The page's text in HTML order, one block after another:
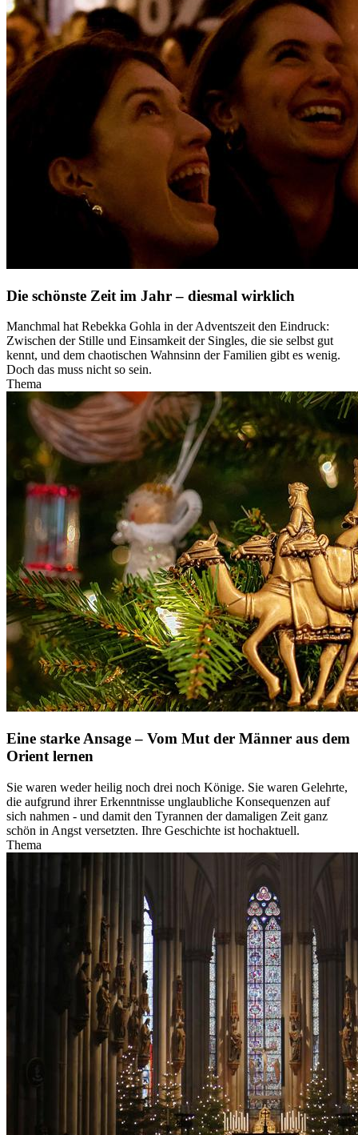
Die schönste Zeit im Jahr – diesmal wirklich
Manchmal hat Rebekka Gohla in der Adventszeit den Eindruck:
Zwischen der Stille und Einsamkeit der Singles, die sie selbst gut
kennt, und dem chaotischen Wahnsinn der Familien gibt es wenig.
Doch das muss nicht so sein.
Thema
Eine starke Ansage – Vom Mut der Männer aus dem
Orient lernen
Sie waren weder heilig noch drei noch Könige. Sie waren Gelehrte,
die aufgrund ihrer Erkenntnisse unglaubliche Konsequenzen auf
sich nahmen - und damit den Tyrannen der damaligen Zeit ganz
schön in Angst versetzten. Ihre Geschichte ist hochaktuell.
Thema